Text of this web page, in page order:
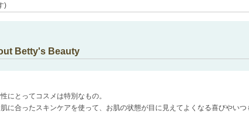
)
Betty's Beauty
にとってコスメは特別なもの。
に合ったスキンケアを使って、お肌の状態が目に見えてよくなる喜びやい